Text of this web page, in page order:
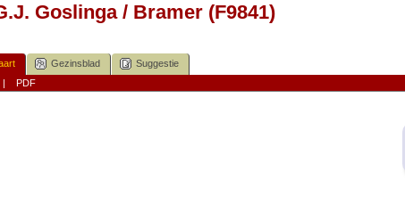
Goslinga / Bramer (F9841)
Gezinsblad
Suggestie
PDF